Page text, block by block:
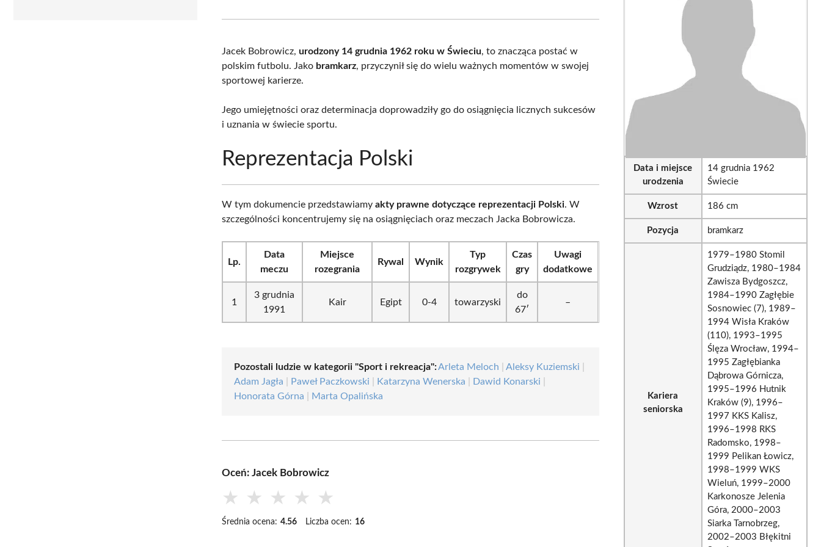
(Twitter)
Jacek Bobrowicz,urodzony 14 grudnia 1962 roku w Świeciu, to znacząca postać w
polskim futbolu. Jako bramkarz, przyczynił się do wielu ważnych momentów w swojej
sportowej karierze.
Jego umiejętności oraz determinacja doprowadziły go do osiągnięcia licznych sukcesów
i uznania w świecie sportu.
Reprezentacja Polski
W tym dokumencie przedstawiamyakty prawne dotyczące reprezentacji Polski. W
szczególności koncentrujemy się na osiągnięciach oraz meczach Jacka Bobrowicza.
Lp.
Data
meczu
Miejsce
rozegrania
Rywal Wynik
Typ
rozgrywek
Czas
gry
Uwagi
dodatkowe
1
3 grudnia
1991
Kair Egipt 0-4 towarzyski
do
67′
–
Pozostali ludzie w kategorii "Sport i rekreacja":Arleta Meloch |Aleksy Kuziemski
Adam Jagła
Paweł Paczkowski Katarzyna Wenerska Dawid Konarski
Honorata Górna
Marta Opalińska
Oceń: Jacek Bobrowicz
★ ★ ★ ★ ★
Średnia ocena: 4.56 Liczba ocen: 16
Data i miejsce
urodzenia
14 grudnia 1962
Świecie
Wzrost 186 cm
Pozycja bramkarz
Kariera
seniorska
1979–1980 Stomil
Grudziądz, 1980–1984
Zawisza Bydgoszcz,
1984–1990 Zagłębie
Sosnowiec (7), 1989–
1994 Wisła Kraków
(110), 1993–1995
Ślęza Wrocław, 1994–
1995 Zagłębianka
Dąbrowa Górnicza,
1995–1996 Hutnik
Kraków (9), 1996–
1997 KKS Kalisz,
1996–1998 RKS
Radomsko, 1998–
1999 Pelikan Łowicz,
1998–1999 WKS
Wieluń, 1999–2000
Karkonosze Jelenia
Góra, 2000–2003
Siarka Tarnobrzeg,
2002–2003 Błękitni